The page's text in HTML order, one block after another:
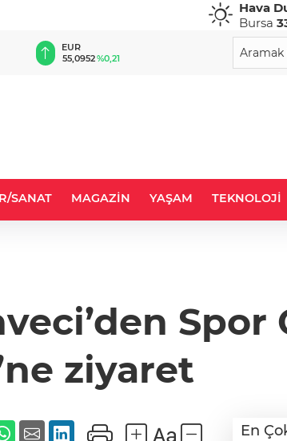
Hava
Bursa
GBP
64,2383%0,25
CHF
58,9973
SANAT MAGAZİN YAŞAM TEKNOLOJİ
ziyaret
En